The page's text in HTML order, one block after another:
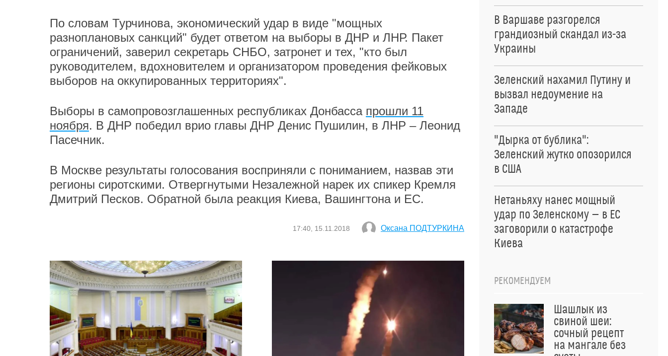
По словам Турчинова, экономический удар в виде "мощных
разноплановых санкций" будет ответом на выборы в ДНР и ЛНР. Пакет
ограничений, заверил секретарь СНБО, затронет и тех, "кто был
руководителем, вдохновителем и организатором проведения фейковых
выборов на оккупированных территориях".
Выборы в самопровозглашенных республиках Донбасса прошли 11
ноября. В ДНР победил врио главы ДНР Денис Пушилин, в ЛНР – Леонид
Пасечник.
В Москве результаты голосования восприняли с пониманием, назвав эти
регионы сиротскими. Отвергнутыми Незалежной нарек их спикер Кремля
Дмитрий Песков. Обратной была реакция Киева, Вашингтона и ЕС.
17:40, 15.11.2018 Оксана ПОДТУРКИНА
В Варшаве разгорелся
грандиозный скандал из-за
Украины
Зеленский нахамил Путину и
вызвал недоумение на
Западе
"Дырка от бублика":
Зеленский жутко опозорился
в США
Нетаньяху нанес мощный
удар по Зеленскому — в ЕС
заговорили о катастрофе
Киева
РЕКОМЕНДУЕМ
Шашлык из
свиной шеи:
сочный рецепт
на мангале без